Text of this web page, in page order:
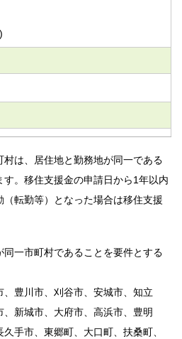
は、居住地と勤務地が同一である
。移住支援金の申請日から1年以内
転勤等）となった場合は移住支援
同一市町村であることを要件とする
豊川市、刈谷市、安城市、知立
新城市、大府市、高浜市、豊明
手市、東郷町、大口町、扶桑町、